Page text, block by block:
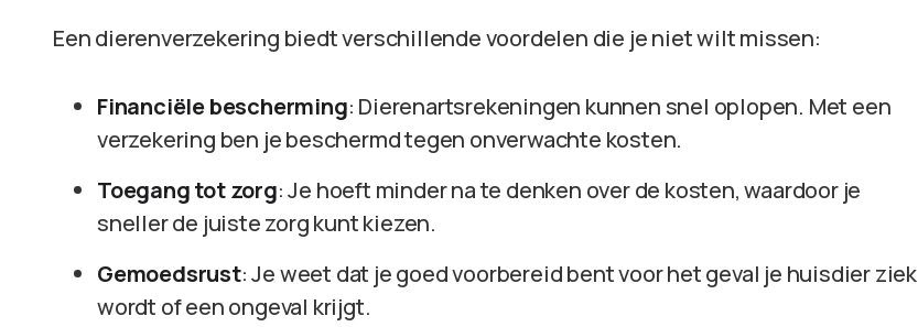
Een dierenverzekering biedt verschillende voordelen die je niet wilt missen:
Financiële bescherming: Dierenartsrekeningen kunnen snel oplopen. Met een
verzekering ben je beschermd tegen onverwachte kosten.
Toegang tot zorg: Je hoeft minder na te denken over de kosten, waardoor je
sneller de juiste zorg kunt kiezen.
Gemoedsrust: Je weet dat je goed voorbereid bent voor het geval je huisdier ziek
wordt of een ongeval krijgt.